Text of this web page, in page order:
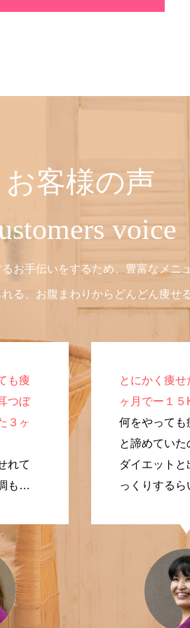
お客様の声
voice
お手伝いをするため、豊富なメニ
る、お腹まわりからどんどん痩せ
も痩
つぼ
３ヶ
れて
も良
とにかく痩せ
ヶ月でー１５
何をやっても
と諦めてい
ダイエット
っくりするら